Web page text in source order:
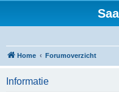
Home Forumoverzicht
Informatie